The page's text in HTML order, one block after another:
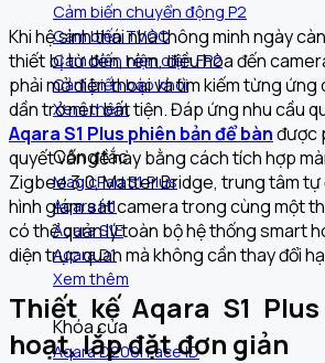
Cảm biến chuyển động P2
Cảm biến TVOC
Cảm biến hiện diện FP2
Cảm biến báo khói
Xem thêm
Công tắc
MagicPad S1 Plus
Aqara H1
Aqara S1E
Aqara D1
Xem thêm
Khóa cửa
Aqara D200i Face ID
Khi hệ sinh thái nhà thông minh ngày
thiết bị từ đèn, rèm, điều hòa đến
phải mở điện thoại và tìm kiếm từng
dần trở nên bất tiện. Đáp ứng nhu cầu
Aqara S1 Plus phiên bản để bànđược
quyết vấn đề này bằng cách tích hợp
Zigbee 3.0, Matter Bridge, trung tâm tự
hình giám sát camera trong cùng một
có thể quản lý toàn bộ hệ thống smart
diện trực quan mà không cần thay đổi
Thiết kế Aqara S1
hoạt, lắp đặt đơn giản